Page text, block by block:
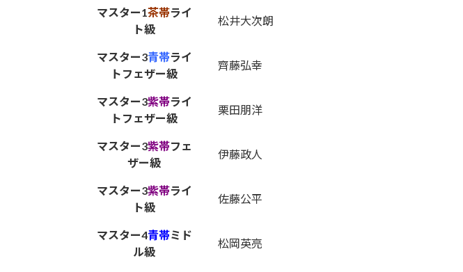
マスター1茶帯ライ
ト級
松井大次朗
マスター3青帯ライ
トフェザー級
齊藤弘幸
マスター3紫帯ライ
トフェザー級
栗田朋洋
マスター3紫帯フェ
ザー級
伊藤政人
マスター3紫帯ライ
ト級
佐藤公平
マスター4青帯ミド
ル級
松岡英亮